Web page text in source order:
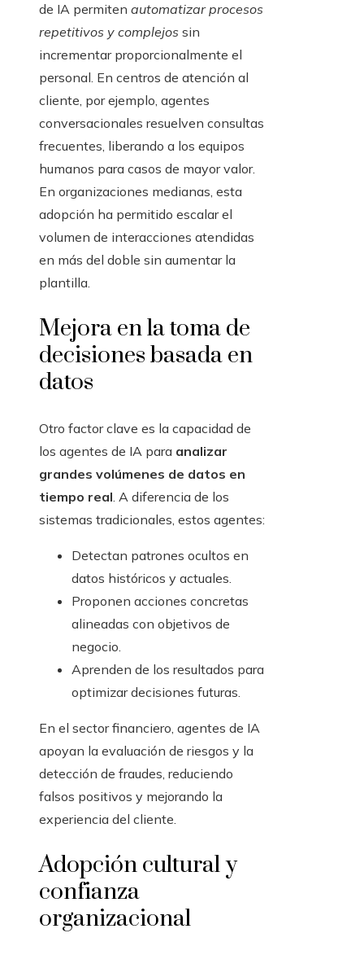
de IA permiten automatizar procesos
repetitivos y complejos sin
incrementar proporcionalmente el
personal. En centros de atención al
cliente, por ejemplo, agentes
conversacionales resuelven consultas
frecuentes, liberando a los equipos
humanos para casos de mayor valor.
En organizaciones medianas, esta
adopción ha permitido escalar el
volumen de interacciones atendidas
en más del doble sin aumentar la
plantilla.
Mejora en la toma de
decisiones basada en
datos
Otro factor clave es la capacidad de
los agentes de IA para analizar
grandes volúmenes de datos en
tiempo real. A diferencia de los
sistemas tradicionales, estos agentes:
Detectan patrones ocultos en
datos históricos y actuales.
Proponen acciones concretas
alineadas con objetivos de
negocio.
Aprenden de los resultados para
optimizar decisiones futuras.
En el sector financiero, agentes de IA
apoyan la evaluación de riesgos y la
detección de fraudes, reduciendo
falsos positivos y mejorando la
experiencia del cliente.
Adopción cultural y
confianza
organizacional